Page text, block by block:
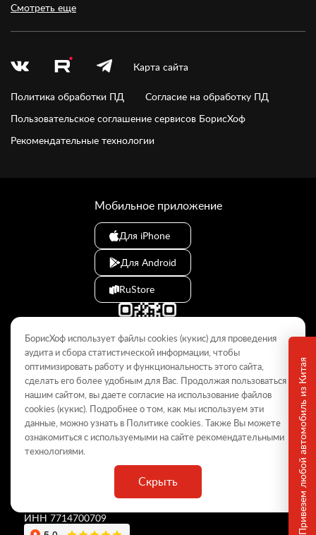
Привезем любой автомобиль из Китая
Смотреть еще
Карта сайта
Политика обработки ПД
Согласие на обработку ПД
Пользовательское соглашение сервисов БорисХоф
Рекомендательные технологии
© 2009–2026
Данный интернет-сайт носит информационный характер и не
является публичной офертой, определяемой положениями Статьи
437 ГК РФ. Для получения подробной информации обращайтесь в
дилерские центры.
БорисХоф Холдинг»
ИНН 7714700709
Мобильное приложение
Для iPhone
Для Android
RuStore
БорисХоф использует файлы cookies (кукиc) для проведения
аудита и сбора статистической информации, чтобы
оптимизировать работу и функциональность этого сайта,
сделать его более удобным для Вас. Продолжая пользоваться
нашим сайтом, вы даете согласие на использование файлов
cookies (кукиc). Подробнее о том, как мы используем эти
данные, можно узнать в Политикеcookies. Также Вы можете
ознакомиться с используемыми на сайте рекомендательными
технологиями.
Скрыть